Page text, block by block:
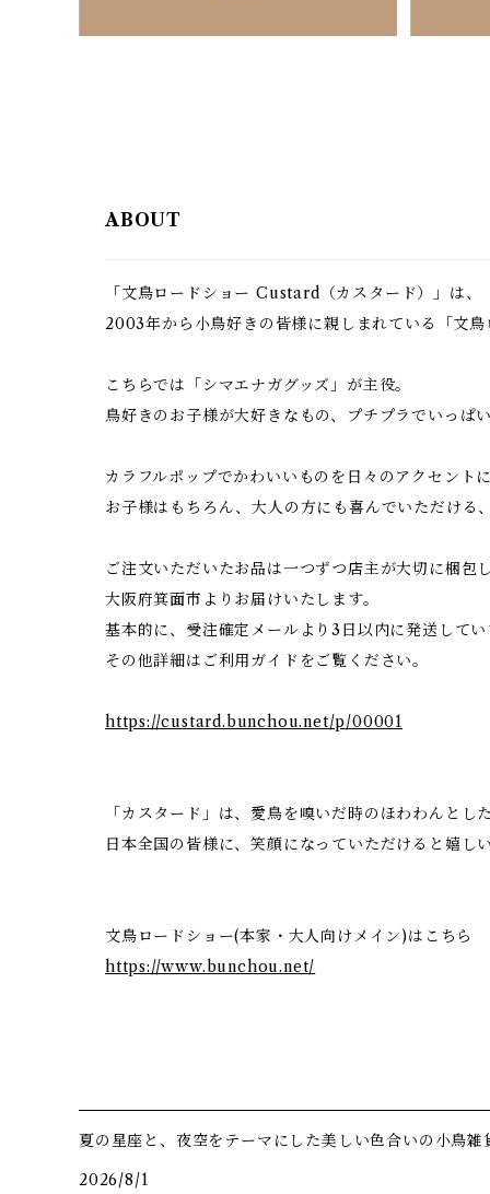
ABOUT
「文鳥ロードショー Custard（カスタード）」は、
2003年から小鳥好きの皆様に親しまれている「文
こちらでは「シマエナガグッズ」が主役。
鳥好きのお子様が大好きなもの、プチプラでいっぱ
カラフルポップでかわいいものを日々のアクセント
お子様はもちろん、大人の方にも喜んでいただける
ご注文いただいたお品は一つずつ店主が大切に梱包
大阪府箕面市よりお届けいたします。
基本的に、受注確定メールより3日以内に発送してい
その他詳細はご利用ガイドをご覧ください。
https://custard.bunchou.net/p/00001
「カスタード」は、愛鳥を嗅いだ時のほわわんと
日本全国の皆様に、笑顔になっていただけると嬉し
文鳥ロードショー(本家・大人向けメイン)はこちら
https://www.bunchou.net/
夏の星座と、夜空をテーマにした美しい色合いの小鳥雑
2026/8/1